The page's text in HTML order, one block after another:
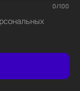
0/100